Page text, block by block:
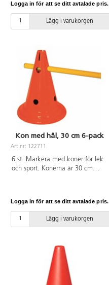
Logga in för att se ditt avtalade pris.
Lägg i varukorgen
Kon med hål, 30 cm 6-pack
Art.nr: 122711
6 st. Markera med koner för lek
och sport. Konerna är 30 cm
Logga in för att se ditt avtalade pris.
Lägg i varukorgen